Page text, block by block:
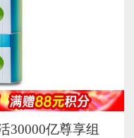
30000亿尊享组